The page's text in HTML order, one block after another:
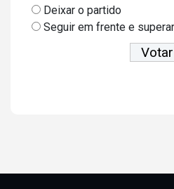
Deixar o partido
Seguir em frente e